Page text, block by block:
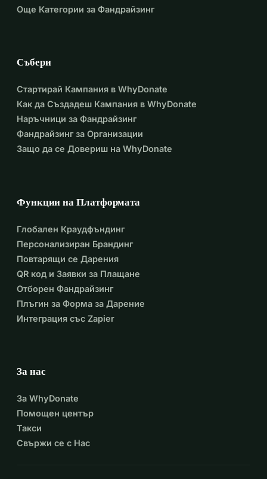
Още Категории за Фандрайзинг
Събери
Стартирай Кампания в WhyDonate
Как да Създадеш Кампания в WhyDonate
Наръчници за Фандрайзинг
Фандрайзинг за Организации
Защо да се Довериш на WhyDonate
Функции на Платформата
Глобален Краудфъндинг
Персонализиран Брандинг
Повтарящи се Дарения
QR код и Заявки за Плащане
Отборен Фандрайзинг
Плъгин за Форма за Дарение
Интеграция със Zapier
За нас
За WhyDonate
Помощен център
Такси
Свържи се с Нас